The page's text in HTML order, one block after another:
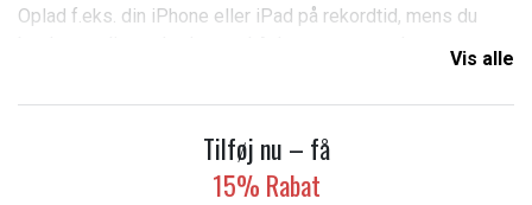
Oplad f.eks. din iPhone eller iPad på rekordtid, mens du
ActiveShield 2.0-teknologi, der overvåger temperaturen for
ekstra sikkerhed.
Vis alle
Tilføj nu – få
15% Rabat